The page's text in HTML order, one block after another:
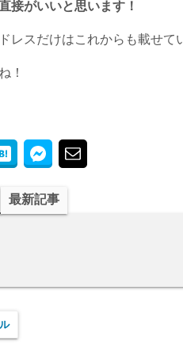
接がいいと思います！
レスだけはこれからも載せて
！
最新記事